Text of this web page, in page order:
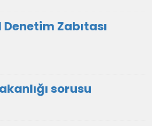
Zabıtası
sorusu